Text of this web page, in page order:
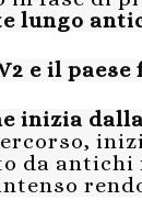
lungo
e il paese
inizia
da antichi